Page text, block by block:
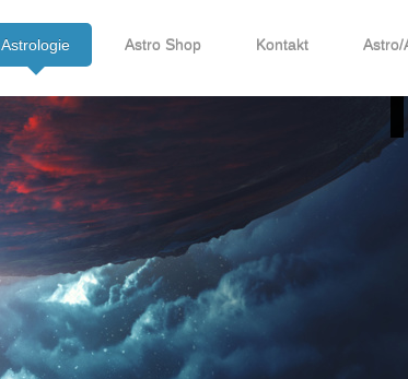
Astrologie Astro Shop Kontakt Astro/